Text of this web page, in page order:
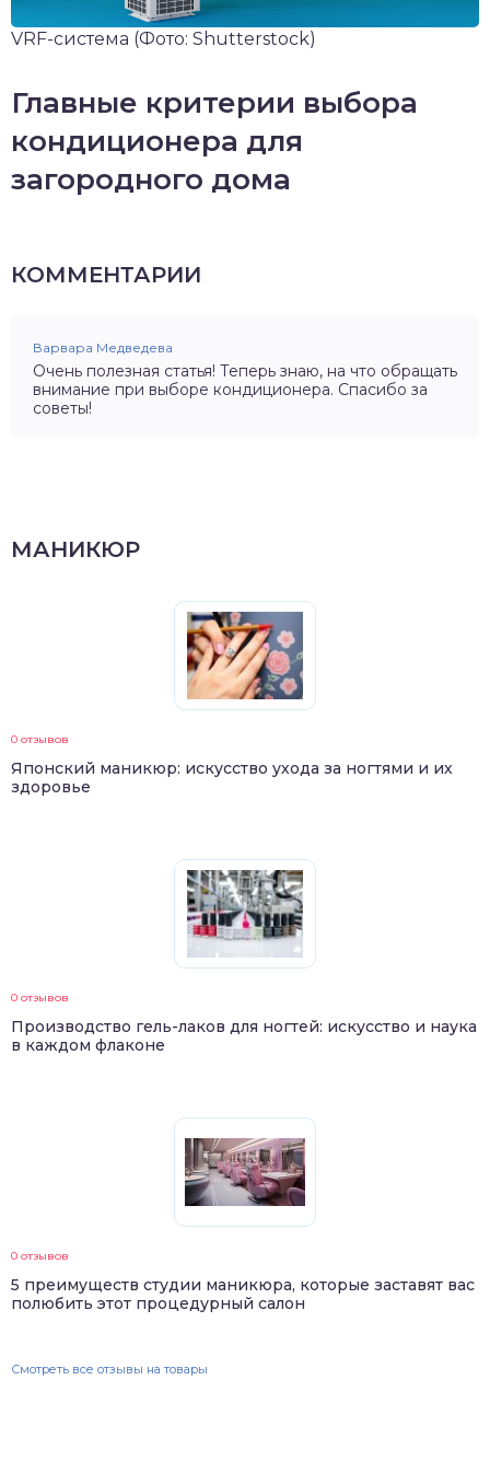
VRF-система (Фото: Shutterstock)
Главные критерии выбора
кондиционера для
загородного дома
КОММЕНТАРИИ
Варвара Медведева
Очень полезная статья! Теперь знаю, на что обращать
внимание при выборе кондиционера. Спасибо за
советы!
МАНИКЮР
0 отзывов
Японский маникюр: искусство ухода за ногтями и их
здоровье
0 отзывов
Производство гель-лаков для ногтей: искусство и наука
в каждом флаконе
0 отзывов
5 преимуществ студии маникюра, которые заставят вас
полюбить этот процедурный салон
Смотреть все отзывы на товары